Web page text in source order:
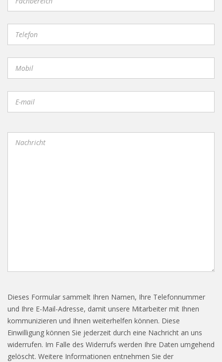
Dieses Formular sammelt Ihren Namen, Ihre Telefonnummer
und Ihre E-Mail-Adresse, damit unsere Mitarbeiter mit Ihnen
kommunizieren und Ihnen weiterhelfen können. Diese
Einwilligung können Sie jederzeit durch eine Nachricht an uns
widerrufen. Im Falle des Widerrufs werden Ihre Daten umgehend
gelöscht. Weitere Informationen entnehmen Sie der